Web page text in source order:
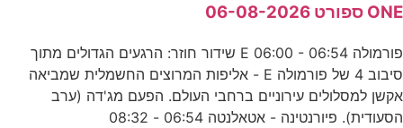
ONE ספורט 06-08-2026
פורמולה E 06:00 - 06:54 שידור חוזר: הרגעים הגדולים מתוך
סיבוב 4 של פורמולה E - אליפות המרוצים החשמלית שמביאה
אקשן למסלולים עירוניים ברחבי העולם. הפעם מג'דה (ערב
הסעודית). פיורנטינה - אטאלנטה 06:54 - 08:32